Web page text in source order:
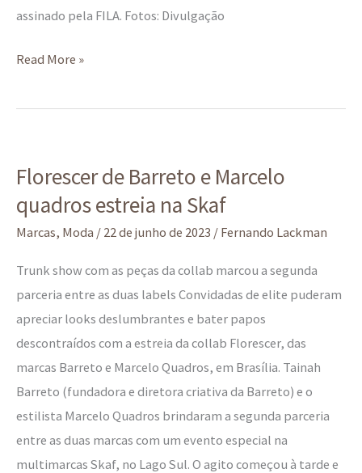
assinado pela FILA. Fotos: Divulgação
Read More »
Florescer de Barreto e Marcelo
quadros estreia na Skaf
Marcas, Moda / 22 de junho de 2023 / Fernando Lackman
Trunk show com as peças da collab marcou a segunda
parceria entre as duas labels Convidadas de elite puderam
apreciar looks deslumbrantes e bater papos
descontraídos com a estreia da collab Florescer, das
marcas Barreto e Marcelo Quadros, em Brasília. Tainah
Barreto (fundadora e diretora criativa da Barreto) e o
estilista Marcelo Quadros brindaram a segunda parceria
entre as duas marcas com um evento especial na
multimarcas Skaf, no Lago Sul. O agito começou à tarde e
de
Barreto
e
quadros
estreia
na
Skaf